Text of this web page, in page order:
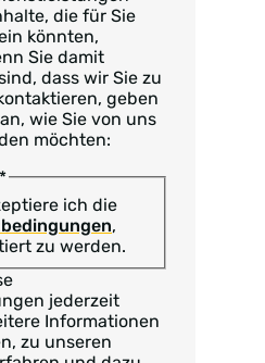
die für Sie
könnten,
Sie damit
dass wir Sie zu
geben
wie Sie von uns
möchten:
*
ich die
,
zu werden.
jederzeit
Informationen
zu unseren